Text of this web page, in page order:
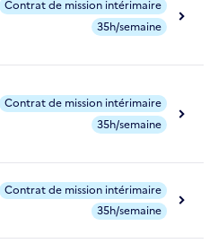
Contrat de mission intérimaire
35h/semaine
Contrat de mission intérimaire
35h/semaine
Contrat de mission intérimaire
35h/semaine